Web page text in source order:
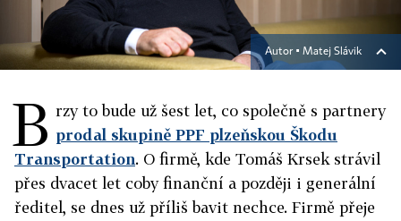
Autor ▪ Matej Slávik
B rzy to bude už šest let, co společně s partnery
prodal skupině PPF plzeňskou Škodu
Transportation. O firmě, kde Tomáš Krsek strávil
přes dvacet let coby finanční a později i generální
ředitel, se dnes už příliš bavit nechce. Firmě přeje